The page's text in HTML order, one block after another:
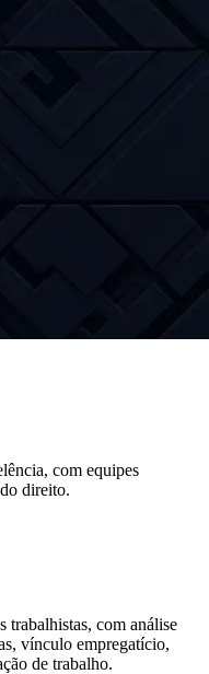
com equipes
direito.
trabalhistas, com análise
vínculo empregatício,
de trabalho.